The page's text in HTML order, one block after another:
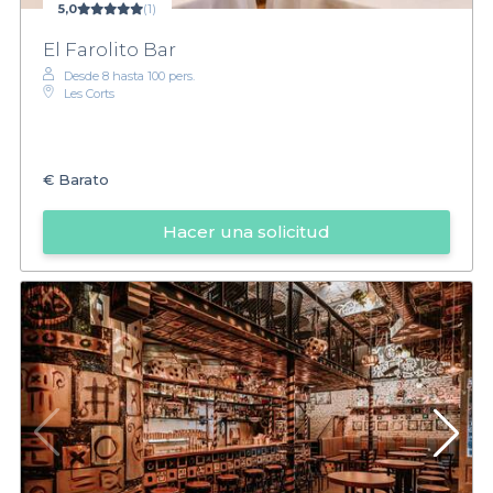
5,0 (1)
El Farolito Bar
Desde 8 hasta 100 pers.
Les Corts
€ Barato
Hacer una solicitud